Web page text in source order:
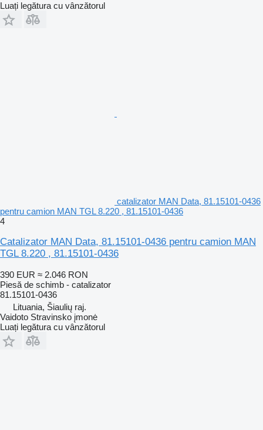
Luați legătura cu vânzătorul
catalizator MAN Data, 81.15101-0436
pentru camion MAN TGL 8.220 , 81.15101-0436
4
Catalizator MAN Data, 81.15101-0436 pentru camion MAN
TGL 8.220 , 81.15101-0436
390 EUR ≈ 2.046 RON
Piesă de schimb - catalizator
81.15101-0436
Lituania, Šiaulių raj.
Vaidoto Stravinsko įmonė
Luați legătura cu vânzătorul